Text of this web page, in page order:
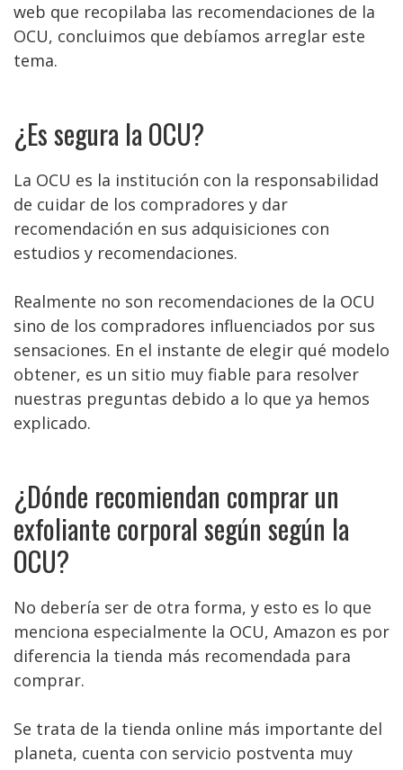
web que recopilaba las recomendaciones de la
OCU, concluimos que debíamos arreglar este
tema.
¿Es segura la OCU?
La OCU es la institución con la responsabilidad
de cuidar de los compradores y dar
recomendación en sus adquisiciones con
estudios y recomendaciones.
Realmente no son recomendaciones de la OCU
sino de los compradores influenciados por sus
sensaciones. En el instante de elegir qué modelo
obtener, es un sitio muy fiable para resolver
nuestras preguntas debido a lo que ya hemos
explicado.
¿Dónde recomiendan comprar un
exfoliante corporal según según la
OCU?
No debería ser de otra forma, y esto es lo que
menciona especialmente la OCU, Amazon es por
diferencia la tienda más recomendada para
comprar.
Se trata de la tienda online más importante del
planeta, cuenta con servicio postventa muy